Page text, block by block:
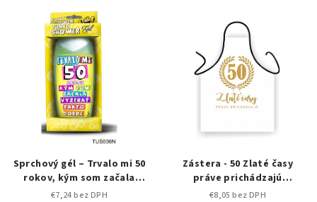
Sprchový gél – Trvalo mi 50
rokov, kým som začala
vyzerať takto dobre!
€7,24 bez DPH
Zástera - 50 Zlaté časy
práve prichádzajú
(Zástery)
€8,05 bez DPH